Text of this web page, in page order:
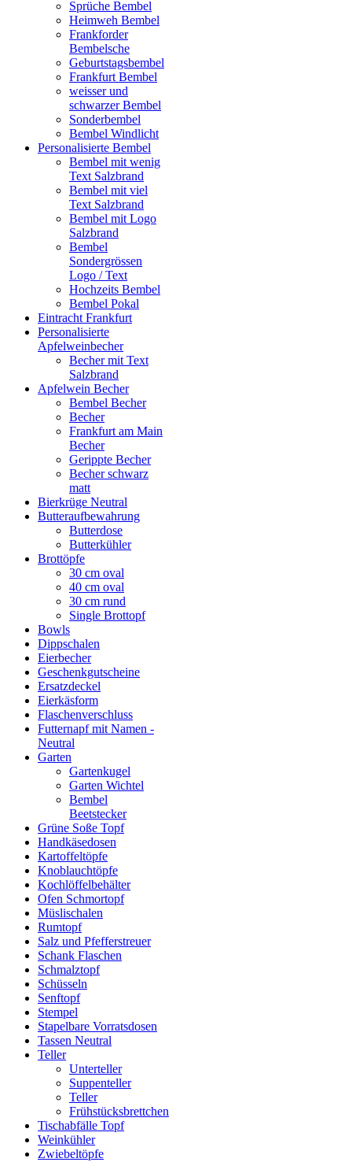
Sprüche Bembel
Heimweh Bembel
Frankforder
Bembelsche
Geburtstagsbembel
Frankfurt Bembel
weisser und
schwarzer Bembel
Sonderbembel
Bembel Windlicht
Personalisierte Bembel
Bembel mit wenig
Text Salzbrand
Bembel mit viel
Text Salzbrand
Bembel mit Logo
Salzbrand
Bembel
Sondergrössen
Logo / Text
Hochzeits Bembel
Bembel Pokal
Eintracht Frankfurt
Personalisierte
Apfelweinbecher
Becher mit Text
Salzbrand
Apfelwein Becher
Bembel Becher
Becher
Frankfurt am Main
Becher
Gerippte Becher
Becher schwarz
matt
Bierkrüge Neutral
Butteraufbewahrung
Butterdose
Butterkühler
Brottöpfe
30 cm oval
40 cm oval
30 cm rund
Single Brottopf
Bowls
Dippschalen
Eierbecher
Geschenkgutscheine
Ersatzdeckel
Eierkäsform
Flaschenverschluss
Futternapf mit Namen -
Neutral
Garten
Gartenkugel
Garten Wichtel
Bembel
Beetstecker
Grüne Soße Topf
Handkäsedosen
Kartoffeltöpfe
Knoblauchtöpfe
Kochlöffelbehälter
Ofen Schmortopf
Müslischalen
Rumtopf
Salz und Pfefferstreuer
Schank Flaschen
Schmalztopf
Schüsseln
Senftopf
Stempel
Stapelbare Vorratsdosen
Tassen Neutral
Teller
Unterteller
Suppenteller
Teller
Frühstücksbrettchen
Tischabfälle Topf
Weinkühler
Zwiebeltöpfe